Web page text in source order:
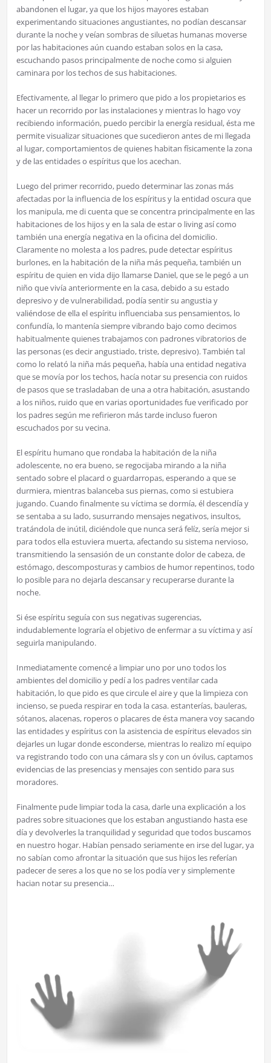
abandonen el lugar, ya que los hijos mayores estaban
experimentando situaciones angustiantes, no podían descansar
durante la noche y veían sombras de siluetas humanas moverse
por las habitaciones aún cuando estaban solos en la casa,
escuchando pasos principalmente de noche como si alguien
caminara por los techos de sus habitaciones.
Efectivamente, al llegar lo primero que pido a los propietarios es
hacer un recorrido por las instalaciones y mientras lo hago voy
recibiendo información, puedo percibir la energía residual, ésta me
permite visualizar situaciones que sucedieron antes de mi llegada
al lugar, comportamientos de quienes habitan físicamente la zona
y de las entidades o espíritus que los acechan.
Luego del primer recorrido, puedo determinar las zonas más
afectadas por la influencia de los espíritus y la entidad oscura que
los manipula, me di cuenta que se concentra principalmente en las
habitaciones de los hijos y en la sala de estar o living así como
también una energía negativa en la oficina del domicilio.
Claramente no molesta a los padres, pude detectar espíritus
burlones, en la habitación de la niña más pequeña, también un
espíritu de quien en vida dijo llamarse Daniel, que se le pegó a un
niño que vivía anteriormente en la casa, debido a su estado
depresivo y de vulnerabilidad, podía sentir su angustia y
valiéndose de ella el espíritu influenciaba sus pensamientos, lo
confundía, lo mantenía siempre vibrando bajo como decimos
habitualmente quienes trabajamos con padrones vibratorios de
las personas (es decir angustiado, triste, depresivo). También tal
como lo relató la niña más pequeña, había una entidad negativa
que se movía por los techos, hacía notar su presencia con ruidos
de pasos que se trasladaban de una a otra habitación, asustando
a los niños, ruido que en varias oportunidades fue verificado por
los padres según me refirieron más tarde incluso fueron
escuchados por su vecina.
El espíritu humano que rondaba la habitación de la niña
adolescente, no era bueno, se regocijaba mirando a la niña
sentado sobre el placard o guardarropas, esperando a que se
durmiera, mientras balanceba sus piernas, como si estubiera
jugando. Cuando finalmente su víctima se dormía, él descendía y
se sentaba a su lado, susurrando mensajes negativos, insultos,
tratándola de inútil, diciéndole que nunca será felíz, sería mejor si
para todos ella estuviera muerta, afectando su sistema nervioso,
transmitiendo la sensasión de un constante dolor de cabeza, de
estómago, descomposturas y cambios de humor repentinos, todo
lo posible para no dejarla descansar y recuperarse durante la
noche.
Si ése espíritu seguía con sus negativas sugerencias,
indudablemente lograría el objetivo de enfermar a su víctima y así
seguirla manipulando.
Inmediatamente comencé a limpiar uno por uno todos los
ambientes del domicilio y pedí a los padres ventilar cada
habitación, lo que pido es que circule el aire y que la limpieza con
incienso, se pueda respirar en toda la casa. estanterías, bauleras,
sótanos, alacenas, roperos o placares de ésta manera voy sacando
las entidades y espíritus con la asistencia de espíritus elevados sin
dejarles un lugar donde esconderse, mientras lo realizo mí equipo
va registrando todo con una cámara sls y con un óvilus, captamos
evidencias de las presencias y mensajes con sentido para sus
moradores.
Finalmente pude limpiar toda la casa, darle una explicación a los
padres sobre situaciones que los estaban angustiando hasta ese
día y devolverles la tranquilidad y seguridad que todos buscamos
en nuestro hogar. Habían pensado seriamente en irse del lugar, ya
no sabían como afrontar la situación que sus hijos les referían
padecer de seres a los que no se los podía ver y simplemente
hacian notar su presencia…